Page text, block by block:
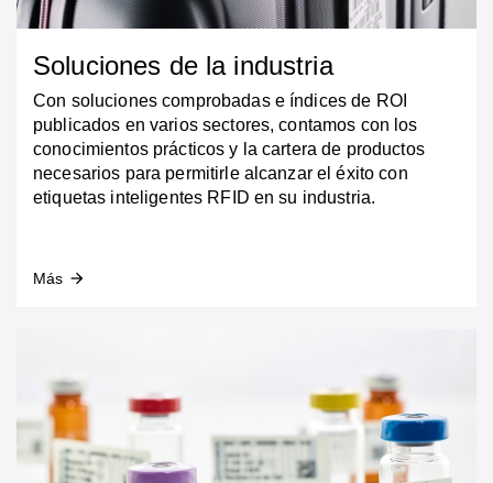
Soluciones de la industria
Con soluciones comprobadas e índices de ROI
publicados en varios sectores, contamos con los
conocimientos prácticos y la cartera de productos
necesarios para permitirle alcanzar el éxito con
etiquetas inteligentes RFID en su industria.
Más arrow_forward